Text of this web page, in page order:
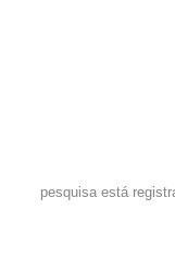
pesquisa está